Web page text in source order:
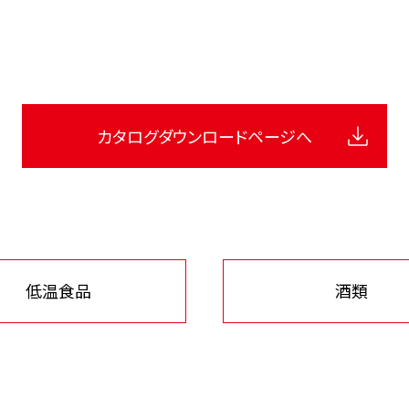
カタログダウンロードページへ
低温食品 酒類